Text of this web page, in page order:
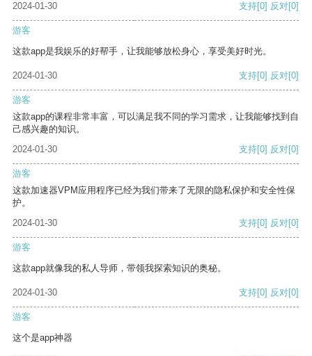
2024-01-30 支持[0] 反对[0]
游客
这款app是我娱乐的好帮手，让我能够放松身心，享受美好时光。
2024-01-30 支持[0] 反对[0]
游客
这款app的课程非常丰富，可以满足我不同的学习需求，让我能够找到自
己感兴趣的知识。
2024-01-30
支持[0] 反对[0]
游客
这款加速器VPM应用程序已经为我们带来了无限的隐私保护和安全性保
护。
2024-01-30
支持[0] 反对[0]
游客
这款app就像我的私人导师，带领我探索知识的奥秘。
2024-01-30 支持[0] 反对[0]
游客
这个是app神器